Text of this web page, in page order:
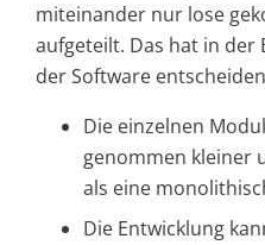
miteinander nur lose
aufgeteilt. Das hat in der
der Software
Die einzelnen
genommen kleiner
als eine
Die Entwicklung